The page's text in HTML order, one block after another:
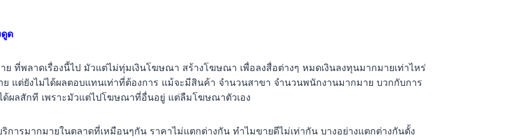
ดูด
ย ที่พลาดเรื่องนี้ไป มัวแต่ไม่ทุ่มเงินโฆษณา สร้างโฆษณา เพื่อลงสื่อต่างๆ หมดเงินลงทุนมากมายเท่าไหร่
แต่ยังไม่ได้ผลตอบแทนเท่าที่ต้องการ แม้จะมีสินค้า จำนวนสาขา จำนวนพนักงานมากมาย บวกกับการ
ผลสักที เพราะมัวแต่ไปโฆษณาที่อื่นอยู่ แต่ลืมโฆษณาตัวเอง
การมากมายในตลาดที่เหมือนๆกัน ราคาไม่แตกต่างกัน ทำไมขายดีไม่เท่ากัน บางอย่างแตกต่างกันตั้ง